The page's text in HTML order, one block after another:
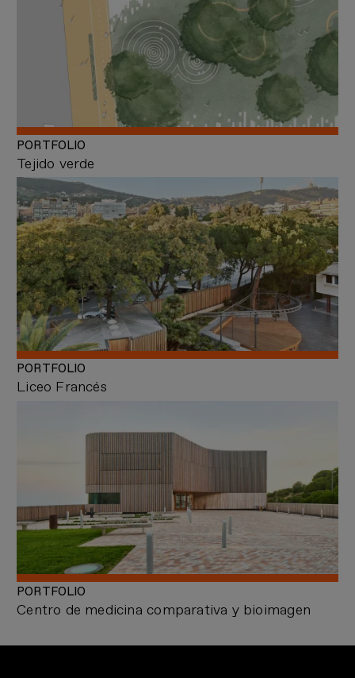
Tejido verde
PORTFOLIO
Liceo Francés
PORTFOLIO
Centro de medicina comparativa y bioimagen
PORTFOLIO